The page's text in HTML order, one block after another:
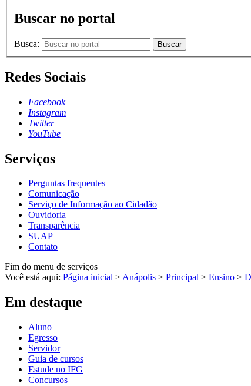
Buscar no portal
Busca: Buscar
Redes Sociais
Facebook
Instagram
Twitter
YouTube
Serviços
Perguntas frequentes
Comunicação
Serviço de Informação ao Cidadão
Ouvidoria
Transparência
SUAP
Contato
Fim do menu de serviços
Você está aqui: Página inicial >Anápolis > Principal > Ensino >
Em destaque
Aluno
Egresso
Servidor
Guia de cursos
Estude no IFG
Concursos